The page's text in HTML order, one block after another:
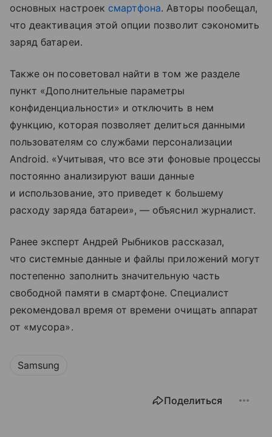
основных настроек смартфона. Авторы пообещал,
что деактивация этой опции позволит сэкономить
заряд батареи.
Также он посоветовал найти в том же разделе
пункт «Дополнительные параметры
конфиденциальности» и отключить в нем
функцию, которая позволяет делиться данными
пользователям со службами персонализации
Android. «Учитывая, что все эти фоновые процессы
постоянно анализируют ваши данные
и использование, это приведет к большему
расходу заряда батареи», — объяснил журналист.
Ранее эксперт Андрей Рыбников рассказал,
что системные данные и файлы приложений могут
постепенно заполнить значительную часть
свободной памяти в смартфоне. Специалист
рекомендовал время от времени очищать аппарат
от «мусора».
Samsung
Поделиться